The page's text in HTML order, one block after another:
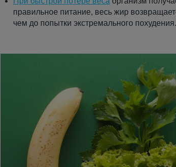
правильное питание, весь жир
чем до попытки экстремального похудения.